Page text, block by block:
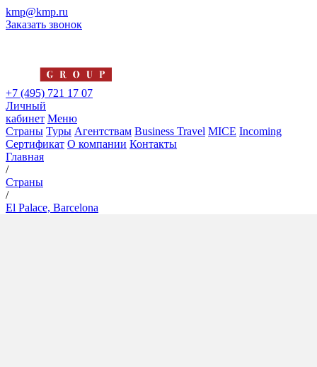
kmp@kmp.ru
Заказать звонок
+7 (495) 721 17 07
Личный
кабинет Меню
Страны Туры Агентствам Business Travel MICE Incoming
Сертификат О компании Контакты
Главная
/
Страны
/
El Palace, Barcelona